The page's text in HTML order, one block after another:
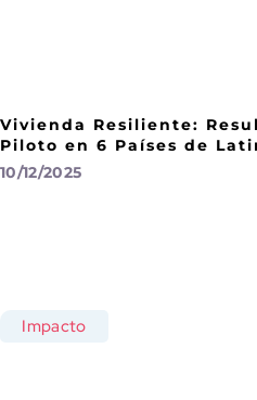
Vivienda Resiliente:
Piloto en 6 Países de
10/12/2025
Impacto